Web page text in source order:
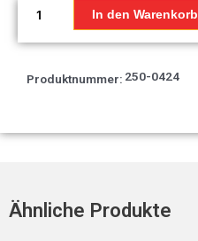
Menge
In den Warenkorb
Produktnummer: 250-0424
Ähnliche Produkte